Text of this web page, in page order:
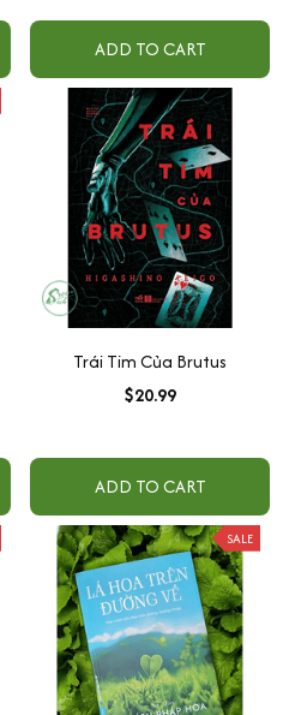
ADD TO CART
Trái Tim Của Brutus
$20.99
ADD TO CART
SALE